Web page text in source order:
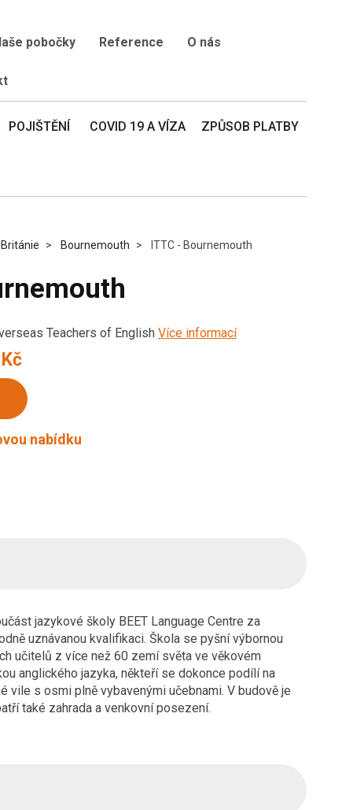
pobočky Reference O nás
POJIŠTĚNÍ COVID 19 A VÍZA ZPŮSOB PLATBY
Bournemouth ITTC - Bournemouth
Teachers of English Více informací
nabídku
jazykové školy BEET Language Centre za
uznávanou kvalifikaci. Škola se pyšní výbornou
učitelů z více než 60 zemí světa ve věkovém
anglického jazyka, někteří se dokonce podílí na
vile s osmi plně vybavenými učebnami. V budově je
také zahrada a venkovní posezení.